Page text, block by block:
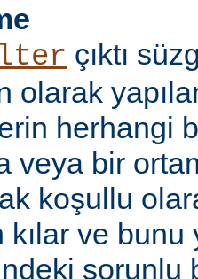
çıktı
olarak
herhangi
veya bir
koşullu
kılar ve
sorunlu